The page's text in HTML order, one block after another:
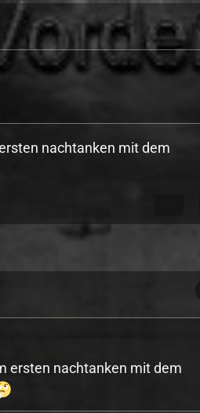
nachtanken mit dem
ersten nachtanken mit dem